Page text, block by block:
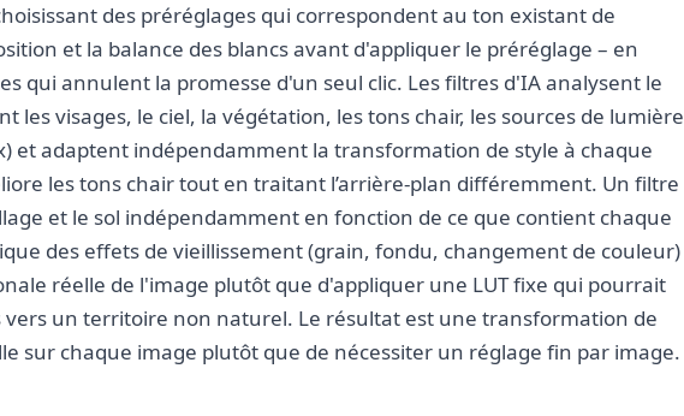
des préréglages qui correspondent au ton existant de
et la balance des blancs avant d'appliquer le préréglage – en
qui annulent la promesse d'un seul clic. Les filtres d'IA analysent le
les visages, le ciel, la végétation, les tons chair, les sources de lumière
et adaptent indépendamment la transformation de style à chaque
les tons chair tout en traitant l’arrière-plan différemment. Un filtre
et le sol indépendamment en fonction de ce que contient chaque
des effets de vieillissement (grain, fondu, changement de couleur)
réelle de l'image plutôt que d'appliquer une LUT fixe qui pourrait
vers un territoire non naturel. Le résultat est une transformation de
sur chaque image plutôt que de nécessiter un réglage fin par image.